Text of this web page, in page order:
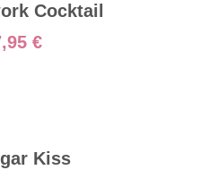
Cocktail
€
Kiss